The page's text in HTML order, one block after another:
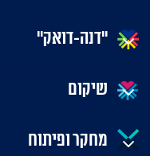
"דנה-דואק"
שיקום
מחקר ופיתוח